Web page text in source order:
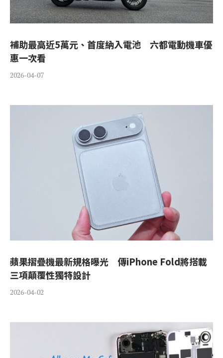
補助最高近5萬元、首度納入電池 六都電動機車優
惠一次看
2026-04-07
蘋果摺疊機最新規格曝光 傳iPhone Fold將搭載
三項顛覆性獨特設計
2026-04-02